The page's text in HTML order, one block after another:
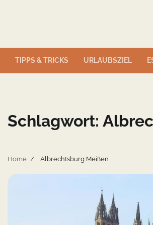
TIPPS & TRICKS URLAUBSZIEL
Schlagwort:
Home Albrechtsburg Meißen